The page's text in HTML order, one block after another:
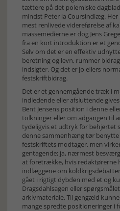
tættere på det polemiske
mindst Peter la Coursindlæg.
mest renlivede videreførelse af
massemedierne er dog Jens
fra en kort introduktion er et
Selv om det er en effektiv
beretning og levn, rummer
indsigter. Og det er jo ellers
festskriftbidrag.
Det er et gennemgående træk i
indledende eller afsluttende
Bent Jensens position i denne
tolkninger eller om adgangen til
tydeligvis et udtryk for behjertet
denne sammenhæng tør
festskriftets modtager, men
gentagende; ja, nærmest
at foretrække, hvis redaktørerne
indlæggene om
gået i rigtigt dybden med et og
Dragsdahlsagen eller
arkivmateriale. Til gengæld
mange spredte positioneringer i